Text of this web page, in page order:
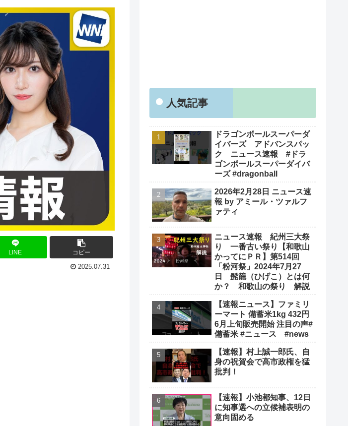
LINE コピー
2025.07.31
人気記事
ドラゴンボールスーパーダ
イバーズ アドバンスパッ
ク ニュース速報 #ドラ
ゴンボールスーパーダイバ
ーズ #dragonball
2026年2月28日 ニュース速
報 by アミール・ツァルフ
ァティ
ニュース速報 紀州三大祭
り 一番古い祭り【和歌山
かってにＰＲ】第514回
「粉河祭」2024年7月27
日 髭籠（ひげこ）とは何
か？ 和歌山の祭り 解説
【速報ニュース】ファミリ
ーマート 備蓄米1kg 432円
6月上旬販売開始 注目の声#
備蓄米 #ニュース #news
【速報】村上誠一郎氏、自
身の祝賀会で高市政権を猛
批判！
【速報】小池都知事、12日
に知事選への立候補表明の
意向固める